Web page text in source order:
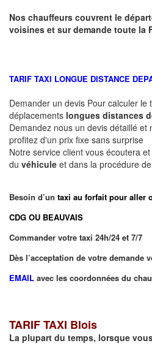
Nos chauffeurs couvrent le
voisines et sur demande toute la
TARIF TAXI LONGUE DISTANCE
Demander un devis Pour calculer le
déplacements longues distances
Demandez nous un devis détaillé
profitez d'un prix fixe sans surprise
Notre service client vous écoutera
du véhicule et dans la procédure
Besoin d’un taxi au forfait pour aller
CDG OU BEAUVAIS
Commander votre taxi 24h/24 et 7/7
Dès l’acceptation de votre demande
EMAIL avec les coordonnées du
TARIF TAXI Blois
La plupart du temps, lorsque